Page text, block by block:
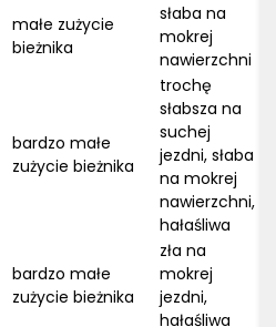
małe zużycie
bieżnika
słaba na
mokrej
nawierzchni
bardzo małe
zużycie bieżnika
trochę
słabsza na
suchej
jezdni, słaba
na mokrej
nawierzchni,
hałaśliwa
bardzo małe
zużycie bieżnika
zła na
mokrej
jezdni,
hałaśliwa